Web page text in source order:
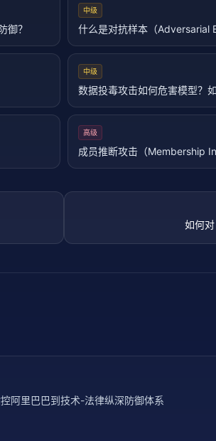
御？
中级
什么是对抗样本（Adversarial
中级
数据投毒攻击如何危害模型？
高级
成员推断攻击（Membership
如何
阿里巴巴到技术-法律纵深防御体系